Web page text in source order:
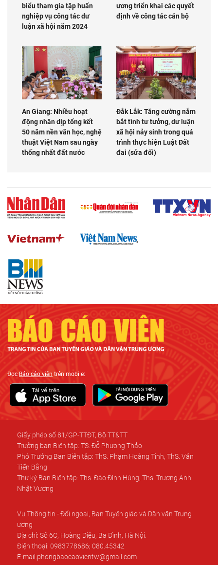
biểu tham gia tập huấn
nghiệp vụ công tác dư
luận xã hội năm 2024
ương triển khai các quyết
định về công tác cán bộ
An Giang: Nhiều hoạt
động nhân dịp tổng kết
50 năm nền văn học, nghệ
thuật Việt Nam sau ngày
thống nhất đất nước
Đắk Lắk: Tăng cường nắm
bắt tình tư tưởng, dư luận
xã hội nảy sinh trong quá
trình thực hiện Luật Đất
đai (sửa đổi)
Báo cáo viêntrên mobile:
Giấy phép số 81/GP-TTĐT, Bộ TT&TT
Trưởng ban Biên tập: TS. Đỗ Phương Thảo
Phó Trưởng Ban Biên tập: ThS. Phạm Hoàng Tinh, ThS. Văn
Tiến Bằng
Thư ký Ban Biên tập: Ths. Đào Đình Hùng, Ths. Trương Anh
Vụ Thông tin - Đối ngoại, Ban Tuyên giáo và Dân vận Trung
ương
Địa chỉ: Số 6C, Hoàng Diệu, Ba Đình, Hà Nội.
Điện thoại: 0983778686; 080.45342